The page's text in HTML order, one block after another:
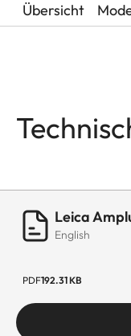
Übersicht
Leica
English
PDF192.31 KB